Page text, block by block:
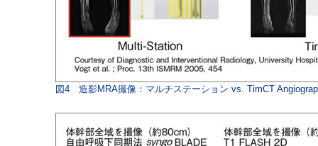
図4 造影MRA撮像：マルチステーション vs. TimCT